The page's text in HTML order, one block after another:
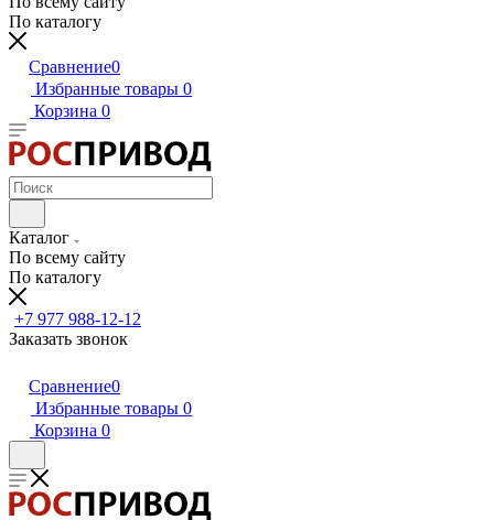
По каталогу
Сравнение0
Избранные товары 0
Корзина 0
Каталог
По всему сайту
По каталогу
+7 977 988-12-12
Заказать звонок
Сравнение0
Избранные товары 0
Корзина 0